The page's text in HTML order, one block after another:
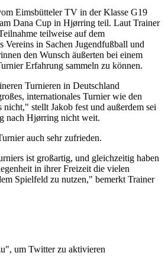
Eimsbütteler TV in der Klasse G19
Dana Cup in Hjørring teil. Laut Trainer
teilweise auf dem
Vereins in Sachen Jugendfußball und
den Wunsch äußerten bei einem
Erfahrung sammeln zu können.
Turnieren in Deutschland
internationales Turnier wie den
stellt Jakob fest und außerdem sei
nach Hjørring nicht weit.
auch sehr zufrieden.
ist großartig, und gleichzeitig haben
in ihrer Freizeit die vielen
Spielfeld zu nutzen," bemerkt Trainer
um Twitter zu aktivieren